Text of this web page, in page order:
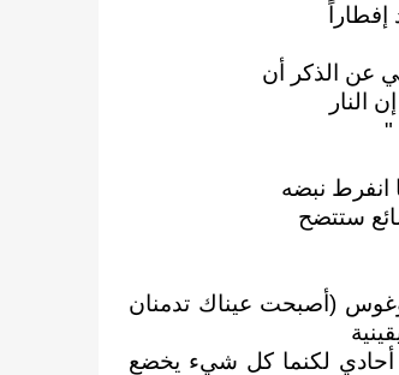
عن الذكر أن
النار
"
انفرط نبضه
ستتضح
(أصبحت عيناك تدمنان
أحادي لكنما كل شيء يخضع